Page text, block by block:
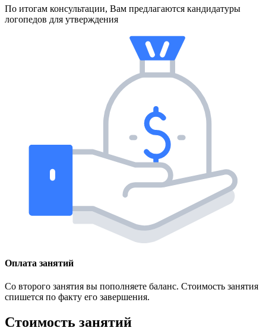
По итогам консультации, Вам предлагаются кандидатуры
логопедов для утверждения
Оплата занятий
Со второго занятия вы пополняете баланс. Стоимость занятия
спишется по факту его завершения.
Стоимость занятий